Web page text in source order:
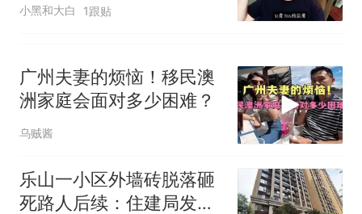
小黑和大白 1跟贴
广州夫妻的烦恼！移民澳
洲家庭会面对多少困难？
乌贼酱
乐山一小区外墙砖脱落砸
死路人后续：住建局发文